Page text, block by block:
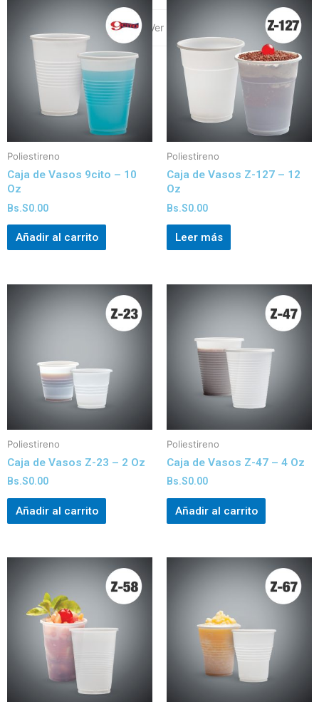
Ver mi carrito
Poliestireno
Caja de Vasos 9cito – 10
Oz
Bs.S0.00
Añadir al carrito
Poliestireno
Caja de Vasos Z-127 – 12
Oz
Bs.S0.00
Leer más
Poliestireno
Caja de Vasos Z-23 – 2 Oz
Bs.S0.00
Añadir al carrito
Poliestireno
Caja de Vasos Z-47 – 4 Oz
Bs.S0.00
Añadir al carrito